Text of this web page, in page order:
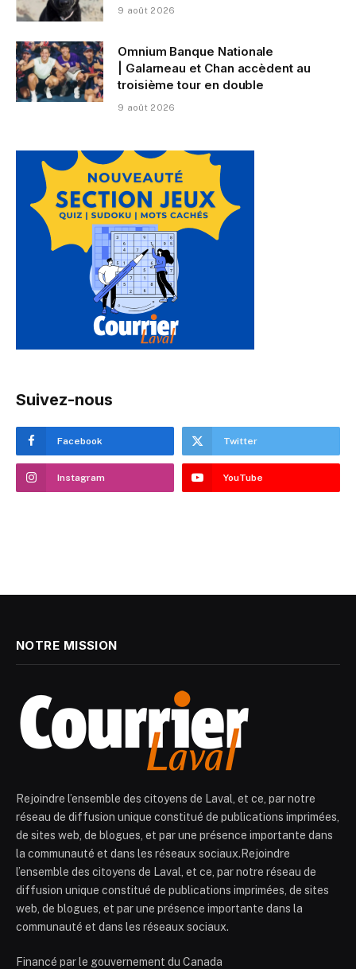
9 août 2026
Omnium Banque Nationale
| Galarneau et Chan accèdent au
troisième tour en double
9 août 2026
Suivez-nous
Facebook Twitter
Instagram YouTube
NOTRE MISSION
Rejoindre l’ensemble des citoyens de Laval, et ce, par notre
réseau de diffusion unique constitué de publications imprimées,
de sites web, de blogues, et par une présence importante dans
la communauté et dans les réseaux sociaux.Rejoindre
l’ensemble des citoyens de Laval, et ce, par notre réseau de
diffusion unique constitué de publications imprimées, de sites
web, de blogues, et par une présence importante dans la
communauté et dans les réseaux sociaux.
Financé par le gouvernement du Canada